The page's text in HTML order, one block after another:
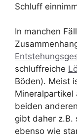
Schluff
In manchen
schluffreiche
Böden). Meist
Mineralpartikel
beiden
gibt daher z.B.
ebenso wie